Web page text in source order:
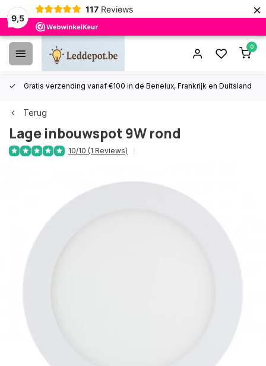
9,5
117 Reviews ×
0
Gratis verzending vanaf €100 in de Benelux, Frankrijk en Duitsland
Terug
Lage inbouwspot 9W rond
10/10 (1 Reviews)